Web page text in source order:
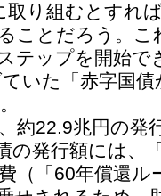
取り組むとすれ
ことだろう。こ
テップを開始で
いた「赤字国
約22.9兆円の発
の発行額には、
（「60年償還ル